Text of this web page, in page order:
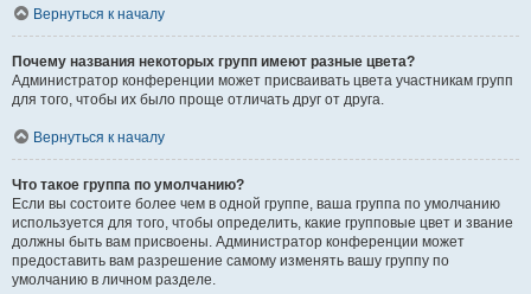
Вернуться к началу
Почему названия некоторых групп имеют разные цвета?
Администратор конференции может присваивать цвета участникам групп
для того, чтобы их было проще отличать друг от друга.
Вернуться к началу
Что такое группа по умолчанию?
Если вы состоите более чем в одной группе, ваша группа по умолчанию
используется для того, чтобы определить, какие групповые цвет и звание
должны быть вам присвоены. Администратор конференции может
предоставить вам разрешение самому изменять вашу группу по
умолчанию в личном разделе.